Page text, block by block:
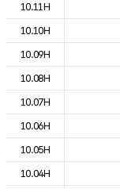
10.11H
10.10H
10.09H
10.08H
10.07H
10.06H
10.05H
10.04H